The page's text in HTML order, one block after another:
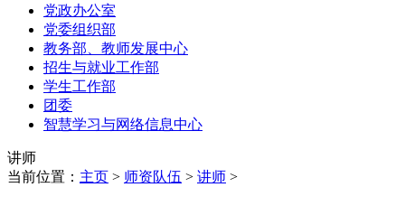
党政办公室
党委组织部
教务部、教师发展中心
招生与就业工作部
学生工作部
团委
智慧学习与网络信息中心
讲师
当前位置： 主页 > 师资队伍 > 讲师 >